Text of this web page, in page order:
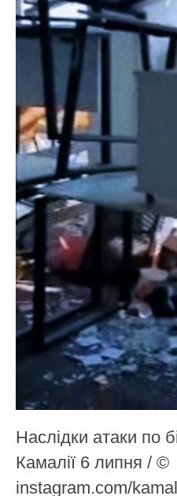
Наслідки атаки по
Камалії 6 липня / ©
instagram.com/